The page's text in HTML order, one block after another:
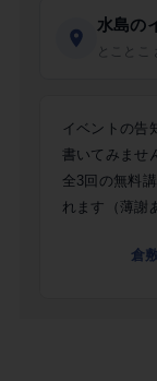
水島の
とことこ
イベントの告
書いてみませ
全3回の無料
れます（薄謝
倉